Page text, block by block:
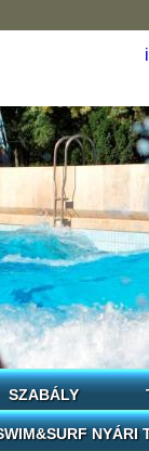
SZABÁLY
NYÁRI